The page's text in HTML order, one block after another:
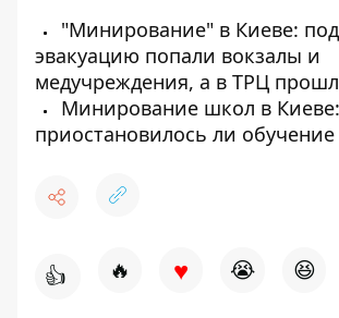
"Минирование" в Киеве:
эвакуацию попали вокзалы и
медучреждения, а в ТРЦ
Минирование школ в Киеве:
приостановилось ли
👍 🔥 ♥ 😭 😆